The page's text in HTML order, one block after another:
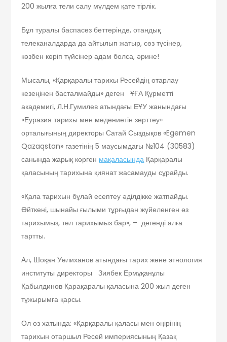
200 жылға тели салу мүлдем қате тірлік.
Бұл туралы баспасөз беттерінде, отандық
телеканалдарда да айтылып жатыр, сөз түсінер,
көзбен көріп түйсінер адам болса, әрине!
Мысалы, «Қарқаралы тарихы Ресейдің отарлау
кезеңінен басталмайды» деген ҰҒА Құрметті
академигі, Л.Н.Гумилев атындағы ЕҰУ жанындағы
«Еуразия тарихы мен мәдениетін зерттеу»
орталығының директоры Сатай Сыздықов «Egemen
Qazaqstan» газетінің 5 маусымдағы №104 (30583)
санында жарық көрген мақаласында Қарқаралы
қаласының тарихына қиянат жасамауды сұрайды.
«Қала тарихын бұлай есептеу әділдікке жатпайды.
Өйткені, шынайы ғылыми тұрғыдан жүйеленген өз
тарихымыз, төл тарихымыз бар», – дегенді алға
тартты.
Ал, Шоқан Уәлиханов атындағы тарих және этнология
институты директоры Зиябек Ермұқанұлы
Қабылдинов Қарақаралы қаласына 200 жыл деген
тұжырымға қарсы.
Ол өз хатында: «Қарқаралы қаласы мен өңірінің
тарихын отаршыл Ресей империясының Қазақ